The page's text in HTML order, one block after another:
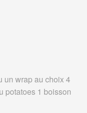
un wrap au choix 4
potatoes 1 boisson